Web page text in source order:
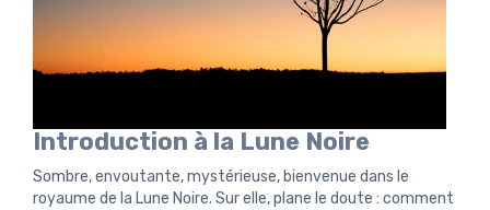
Introduction à la Lune Noire
Sombre, envoutante, mystérieuse, bienvenue dans le
royaume de la Lune Noire. Sur elle, plane le doute : comment